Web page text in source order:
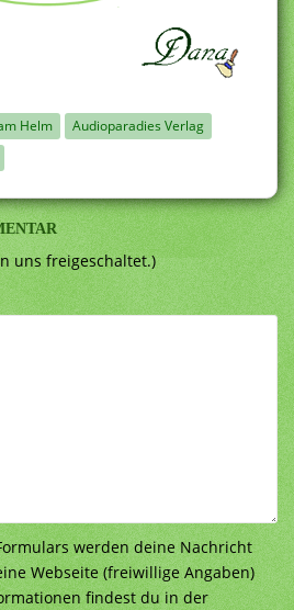
Helm
Audioparadies Verlag
uns freigeschaltet.)
werden deine Nachricht
Webseite (freiwillige Angaben)
findest du in der